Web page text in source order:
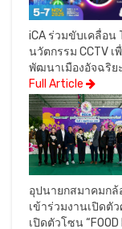
iCA ร่วมขับเคลื่อน
นวัตกรรม CCTV
พัฒนาเมืองอัจฉริย
Full Article
อุปนายกสมาคมกล้
เข้าร่วมงานเปิดตั
เปิดตัวโซน “FOOD